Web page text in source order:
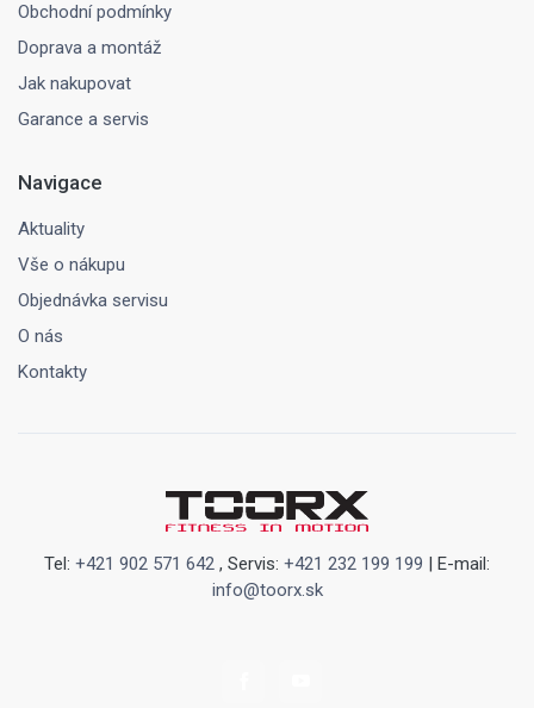
Obchodní podmínky
Doprava a montáž
Jak nakupovat
Garance a servis
Navigace
Aktuality
Vše o nákupu
Objednávka servisu
O nás
Kontakty
Tel: +421 902 571 642 , Servis: +421 232 199 199 | E-mail:
info@toorx.sk